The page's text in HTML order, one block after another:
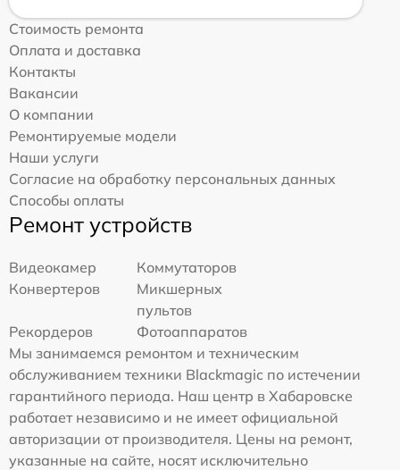
Стоимость ремонта
Оплата и доставка
Контакты
Вакансии
О компании
Ремонтируемые модели
Наши услуги
Согласие на обработку персональных данных
Способы оплаты
Ремонт устройств
Видеокамер
Коммутаторов
Конвертеров
Микшерных
пультов
Рекордеров
Фотоаппаратов
Мы занимаемся ремонтом и техническим
обслуживанием техники Blackmagic по истечении
гарантийного периода. Наш центр в Хабаровске
работает независимо и не имеет официальной
авторизации от производителя. Цены на ремонт,
указанные на сайте, носят исключительно